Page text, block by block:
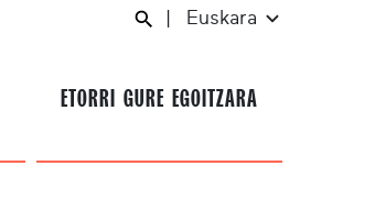
Euskara
ETORRI GURE EGOITZARA